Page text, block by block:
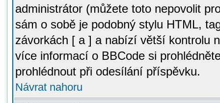
administrátor (můžete toto nepovolit
sám o sobě je podobný stylu HTML,
závorkách [ a ] a nabízí větší kontrolu
více informací o BBCode si
prohlédnout při odesílání příspěvku.
Návrat nahoru